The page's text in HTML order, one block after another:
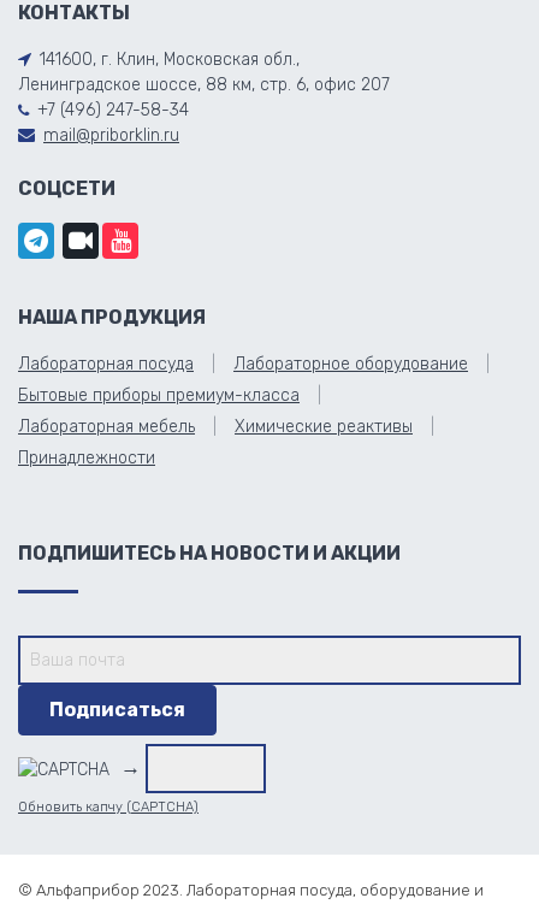
КОНТАКТЫ
141600, г. Клин, Московская обл.,
Ленинградское шоссе, 88 км, стр. 6, офис 207
+7 (496) 247-58-34
mail@priborklin.ru
СОЦСЕТИ
НАША ПРОДУКЦИЯ
Лабораторная посуда
Лабораторное оборудование
Бытовые приборы премиум-класса
Лабораторная мебель
Химические реактивы
Принадлежности
ПОДПИШИТЕСЬ НА НОВОСТИ И АКЦИИ
→
Обновить капчу (CAPTCHA)
© Альфаприбор 2023. Лабораторная посуда, оборудование и